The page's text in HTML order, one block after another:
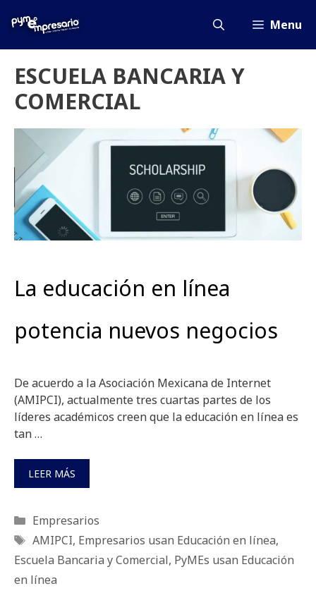
Menu
ESCUELA BANCARIA Y
COMERCIAL
La educación en línea
potencia nuevos negocios
De acuerdo a la Asociación Mexicana de Internet
(AMIPCI), actualmente tres cuartas partes de los
líderes académicos creen que la educación en línea es
tan …
LEER MÁS
Categorías
Empresarios
Etiquetas
AMIPCI, Empresarios usan Educación en línea,
Escuela Bancaria y Comercial, PyMEs usan Educación
en línea